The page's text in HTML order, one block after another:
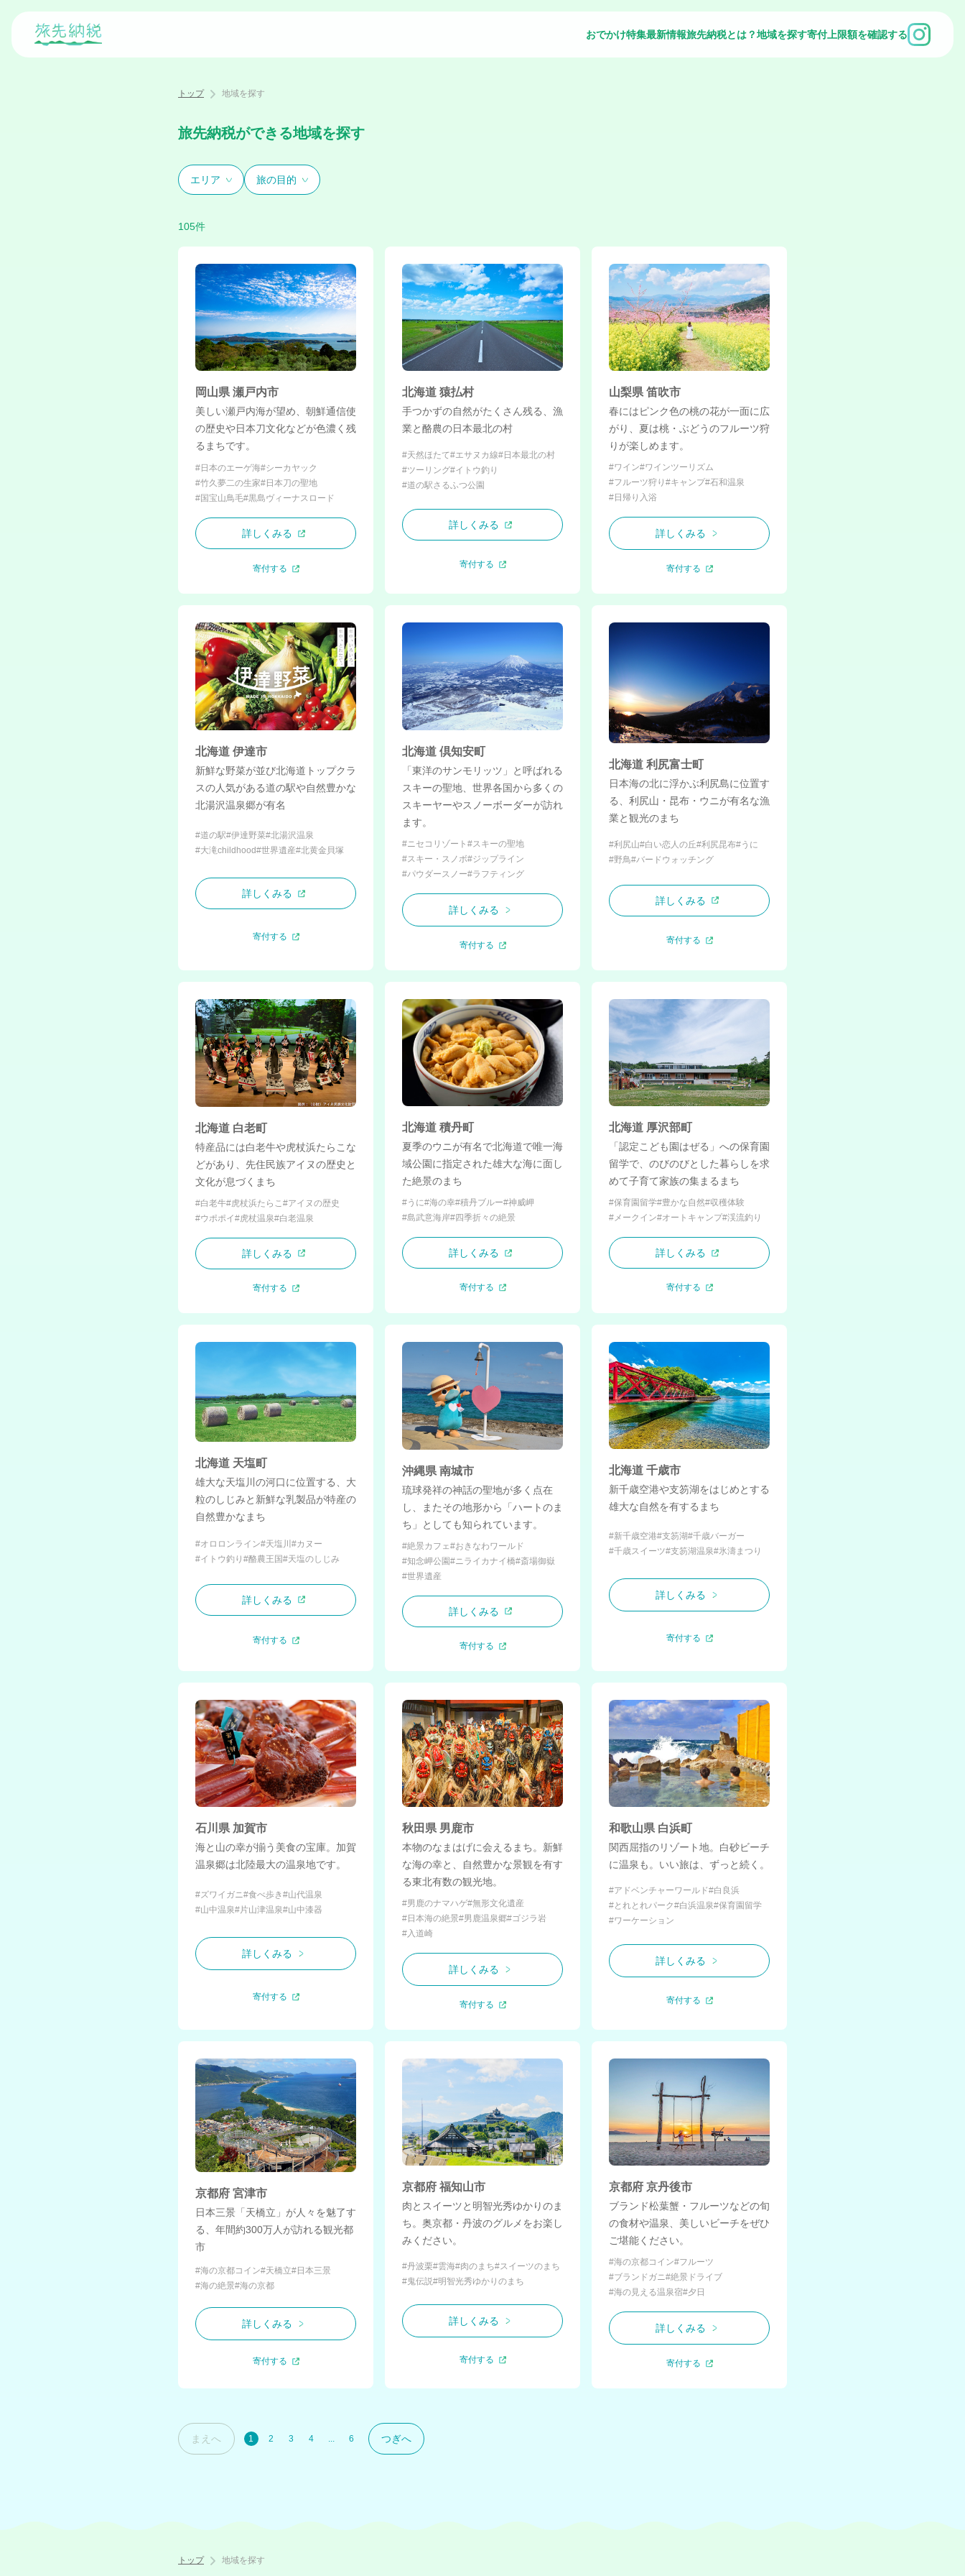
おでかけ特集最新情報旅先納税とは？地域を探す寄付上限額を確認する
トップ 地域を探す
旅先納税ができる地域を探す
エリア 旅の目的
105件
岡山県 瀬戸内市
美しい瀬戸内海が望め、朝鮮通信使
の歴史や日本刀文化などが色濃く残
るまちです。
#日本のエーゲ海#シーカヤック
#竹久夢二の生家#日本刀の聖地
#国宝山鳥毛#黒島ヴィーナスロード
詳しくみる
寄付する
北海道 猿払村
手つかずの自然がたくさん残る、漁
業と酪農の日本最北の村
#天然ほたて#エサヌカ線#日本最北の村
#ツーリング#イトウ釣り
#道の駅さるふつ公園
詳しくみる
寄付する
山梨県 笛吹市
春にはピンク色の桃の花が一面に広
がり、夏は桃・ぶどうのフルーツ狩
りが楽しめます。
#ワイン#ワインツーリズム
#フルーツ狩り #キャンプ#石和温泉
#日帰り入浴
詳しくみる
寄付する
北海道 伊達市
新鮮な野菜が並び北海道トップクラ
スの人気がある道の駅や自然豊かな
北湯沢温泉郷が有名
#道の駅#伊達野菜#北湯沢温泉
#大滝childhood#世界遺産#北黄金貝塚
詳しくみる
寄付する
北海道 倶知安町
「東洋のサンモリッツ」と呼ばれる
スキーの聖地、世界各国から多くの
スキーヤーやスノーボーダーが訪れ
ます。
#ニセコリゾート #スキーの聖地
#スキー・スノボ#ジップライン
#パウダースノー#ラフティング
詳しくみる
寄付する
北海道 利尻富士町
日本海の北に浮かぶ利尻島に位置す
る、利尻山・昆布・ウニが有名な漁
業と観光のまち
#利尻山#白い恋人の丘#利尻昆布#うに
#野鳥#バードウォッチング
詳しくみる
寄付する
北海道 白老町
特産品には白老牛や虎杖浜たらこな
どがあり、先住民族アイヌの歴史と
文化が息づくまち
#白老牛#虎杖浜たらこ #アイヌの歴史
#ウポポイ#虎杖温泉#白老温泉
詳しくみる
寄付する
北海道 積丹町
夏季のウニが有名で北海道で唯一海
域公園に指定された雄大な海に面し
た絶景のまち
#うに#海の幸#積丹ブルー#神威岬
#島武意海岸#四季折々の絶景
詳しくみる
寄付する
北海道 厚沢部町
「認定こども園はぜる」への保育園
留学で、のびのびとした暮らしを求
めて子育て家族の集まるまち
#保育園留学#豊かな自然#収穫体験
#メークイン#オートキャンプ#渓流釣り
詳しくみる
寄付する
北海道 天塩町
雄大な天塩川の河口に位置する、大
粒のしじみと新鮮な乳製品が特産の
自然豊かなまち
#オロロンライン#天塩川 #カヌー
#イトウ釣り #酪農王国#天塩のしじみ
詳しくみる
寄付する
沖縄県 南城市
琉球発祥の神話の聖地が多く点在
し、またその地形から「ハートのま
ち」としても知られています。
#絶景カフェ#おきなわワールド
#知念岬公園#ニライカナイ橋#斎場御嶽
#世界遺産
詳しくみる
寄付する
北海道 千歳市
新千歳空港や支笏湖をはじめとする
雄大な自然を有するまち
#新千歳空港#支笏湖#千歳バーガー
#千歳スイーツ#支笏湖温泉#氷濤まつり
詳しくみる
寄付する
石川県 加賀市
海と山の幸が揃う美食の宝庫。加賀
温泉郷は北陸最大の温泉地です。
#ズワイガニ #食べ歩き #山代温泉
#山中温泉#片山津温泉#山中漆器
詳しくみる
寄付する
秋田県 男鹿市
本物のなまはげに会えるまち。新鮮
な海の幸と、自然豊かな景観を有す
る東北有数の観光地。
#男鹿のナマハゲ#無形文化遺産
#日本海の絶景#男鹿温泉郷#ゴジラ岩
#入道崎
詳しくみる
寄付する
和歌山県 白浜町
関西屈指のリゾート地。白砂ビーチ
に温泉も。いい旅は、ずっと続く。
#アドベンチャーワールド#白良浜
#とれとれパーク#白浜温泉#保育園留学
#ワーケーション
詳しくみる
寄付する
京都府 宮津市
日本三景「天橋立」が人々を魅了す
る、年間約300万人が訪れる観光都
市
#海の京都コイン#天橋立#日本三景
#海の絶景#海の京都
詳しくみる
寄付する
京都府 福知山市
肉とスイーツと明智光秀ゆかりのま
ち。奥京都・丹波のグルメをお楽し
みください。
#丹波栗#雲海#肉のまち#スイーツのまち
#鬼伝説#明智光秀ゆかりのまち
詳しくみる
寄付する
京都府 京丹後市
ブランド松葉蟹・フルーツなどの旬
の食材や温泉、美しいビーチをぜひ
ご堪能ください。
#海の京都コイン#フルーツ
#ブランドガニ#絶景ドライブ
#海の見える温泉宿#夕日
詳しくみる
寄付する
まえへ 1 2 3 4 ... 6 つぎへ
トップ 地域を探す